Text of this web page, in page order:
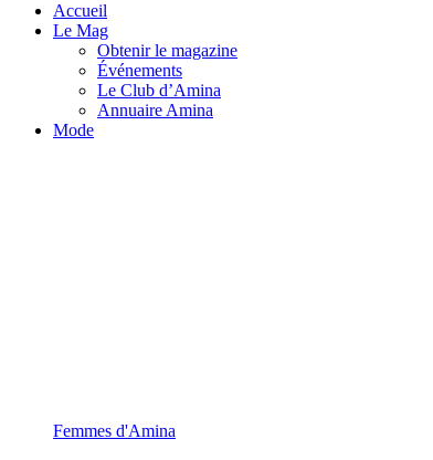
Accueil
Le Mag
Obtenir le magazine
Événements
Le Club d’Amina
Annuaire Amina
Mode
Femmes d'Amina